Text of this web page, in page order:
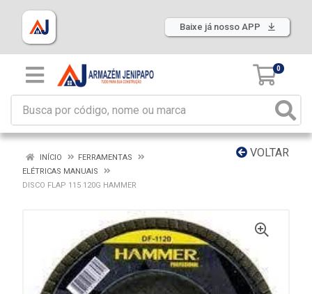
Baixe já nosso APP
0
VOLTAR
INÍCIO
FERRAMENTAS
ELÉTRICAS MANUAIS
DISCO FLAP 115 120G HAMMER